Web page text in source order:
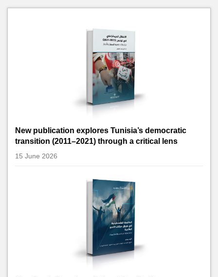
New publication explores Tunisia’s democratic
transition (2011–2021) through a critical lens
15 June 2026